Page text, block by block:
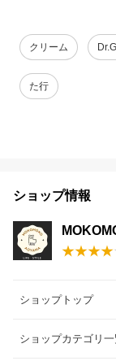
クリーム
た行
ショップ情報
ショップトップ
ショップカテゴリ一